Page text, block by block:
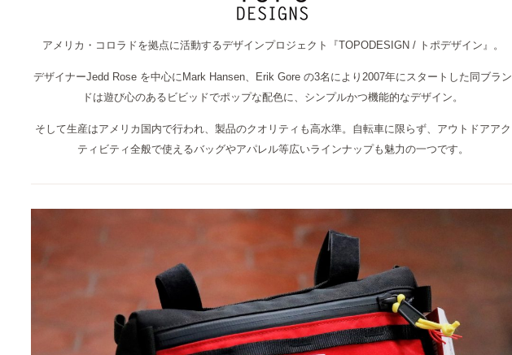
アメリカ・コロラドを拠点に活動するデザインプロジェクト『TOPODESIGN / トポデザイン』。
デザイナーJedd Rose を中心にMark Hansen、Erik Gore の3名により2007年にスタートした同ブラン
ドは遊び心のあるビビッドでポップな配色に、シンプルかつ機能的なデザイン。
そして生産はアメリカ国内で行われ、製品のクオリティも高水準。自転車に限らず、アウトドアアク
ティビティ全般で使えるバッグやアパレル等広いラインナップも魅力の一つです。